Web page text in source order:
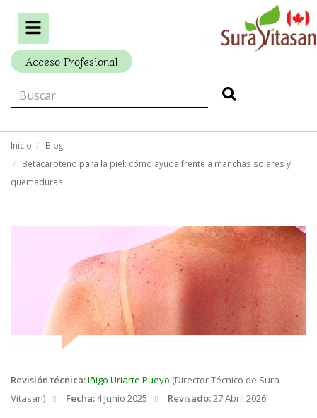
Alternar
navegación
Acceso Profesional
Inicio
Blog
Betacaroteno para la piel: cómo ayuda frente a manchas solares y
quemaduras
Revisión técnica:Iñigo Uriarte Pueyo (Director Técnico de Sura
Vitasan)
Fecha:4 Junio 2025 Revisado:27 Abril 2026